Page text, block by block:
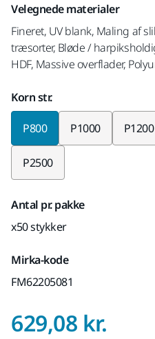
Velegnede materialer
Fineret, UV blank, Maling af
træsorter, Bløde /
HDF, Massive overflader,
Korn str.
P800 P1000 P1200
P2500
Antal pr. pakke
x50 stykker
Mirka-kode
FM62205081
629,08 kr.